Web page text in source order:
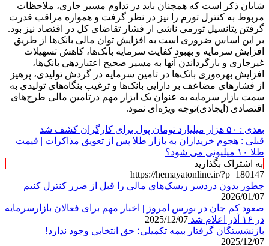
شایان ذکر است که همچنان باید در تداوم مسیر جاری، ملاحظات
مربوط به کنترل تورم را نیز در نظر گرفت و همواره مراقب قدرت
گرفتن پتانسیل تورمی ناشی از فشار تقاضای کل در اقتصاد نیز بود.
بر این اساس ضروری است به افزایش توان مالی بانک‌ها از طریق
افزایش سرمایه و بهبود کفایت سرمایه بانک‌ها، کاهش تسهیلات
غیرجاری و بازگرداندن آنها به مسیر صحیح اعتباردهی بانک‌ها،
افزایش بهره‌وری بانک‌ها در تامین سرمایه در گردش تولیدی، پرهیز
از فشارهای مضاعف بر دارایی بانک‌ها و ترغیب بنگاه‌های تولیدی به
سمت بازار سرمایه به عنوان یک ابزار مهم درتامین مالی طرح‌های
اقتصادی (ایجادی)توجه ویژه‌ای نمود.
بعدی :
قبلی : هجوم خریداران به بازار طلا پس از تعویق مذاکرات | قیمت
طلا ۱۰ میلیونی می شود؟
به اشتراک بگذارید
https://hemayatonline.ir/?p=180147
چطور بدون دردسر ریسک‌های مالی را قبل از ضرر کنترل کنیم
2026/01/07
صعود کم جان در بورس امروز | اخبار مهم برای فعالان بازارسرمایه
در ۱۶ آذر اعلام شد
2025/12/07
بازنشستگان گرفتار بیمه تکمیلی؛ حق انتخابی وجود ندارد!
2025/12/07